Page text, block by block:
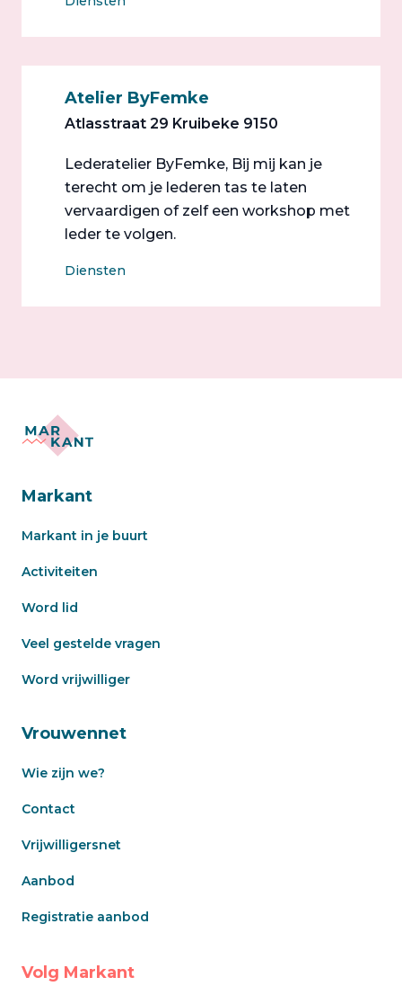
Atelier ByFemke
Atlasstraat 29 Kruibeke 9150
Lederatelier ByFemke, Bij mij kan je
terecht om je lederen tas te laten
vervaardigen of zelf een workshop met
leder te volgen.
Diensten
Markant
Markant in je buurt
Activiteiten
Word lid
Veel gestelde vragen
Word vrijwilliger
Vrouwennet
Wie zijn we?
Contact
Vrijwilligersnet
Aanbod
Registratie aanbod
Volg Markant